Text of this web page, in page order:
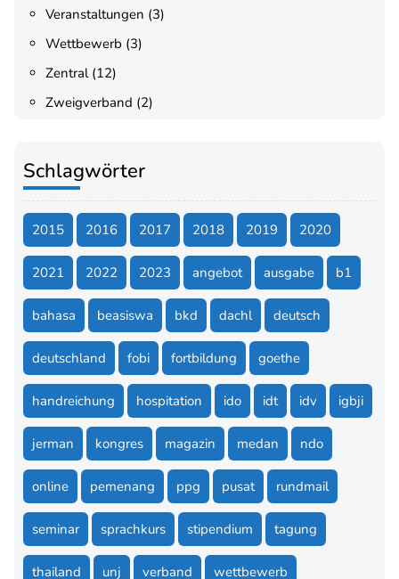
Veranstaltungen (3)
Wettbewerb (3)
Zentral(12)
Zweigverband (2)
Schlagwörter
2015 2016 2017 2018 2019 2020
2021 2022 2023 angebot ausgabe b1
bahasa beasiswa bkd dachl deutsch
deutschland fobi fortbildung goethe
handreichung hospitation ido idt idv igbji
jerman kongres magazin medan ndo
online pemenang ppg pusat rundmail
seminar sprachkurs stipendium tagung
thailand unj verband wettbewerb